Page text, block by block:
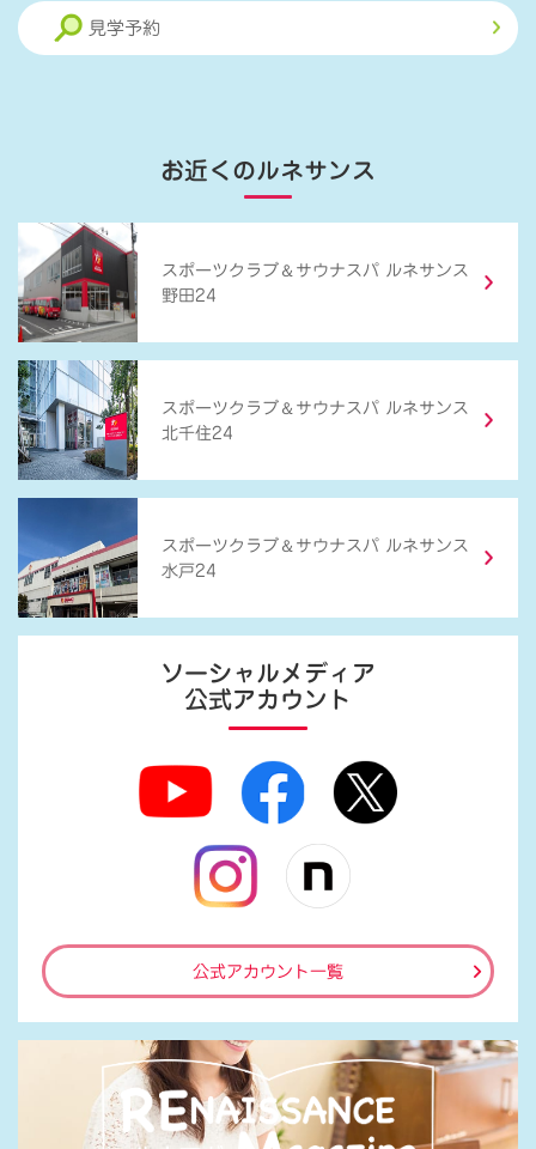
見学予約
お近くのルネサンス
スポーツクラブ ＆ サウナスパ ルネサンス
野田24
スポーツクラブ ＆ サウナスパ ルネサンス
北千住24
スポーツクラブ ＆ サウナスパ ルネサンス
水戸24
ソーシャルメディア
公式アカウント
公式アカウント一覧